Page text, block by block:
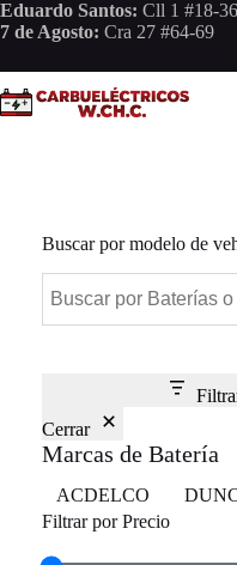
Saltar
al
Eduardo Santos: Cll 1 #18-36
7 de Agosto: Cra 27 #64-69
Buscar por modelo de
Cerrar
Marcas de Batería
Marca
ACDELCO
Filtrar por Precio